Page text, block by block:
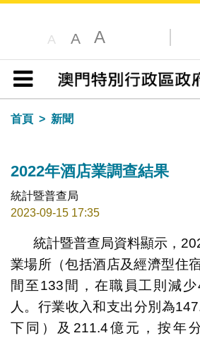
A A A
目錄
首頁
新聞
2022年酒店業調查結果
統計暨普查局
2023-09-15 17:35
統計暨普查局資料顯示，
業場所（包括酒店及經濟型住
間至133間，在職員工則減
人。行業收入和支出分別為
下同）及211.4億元，按年